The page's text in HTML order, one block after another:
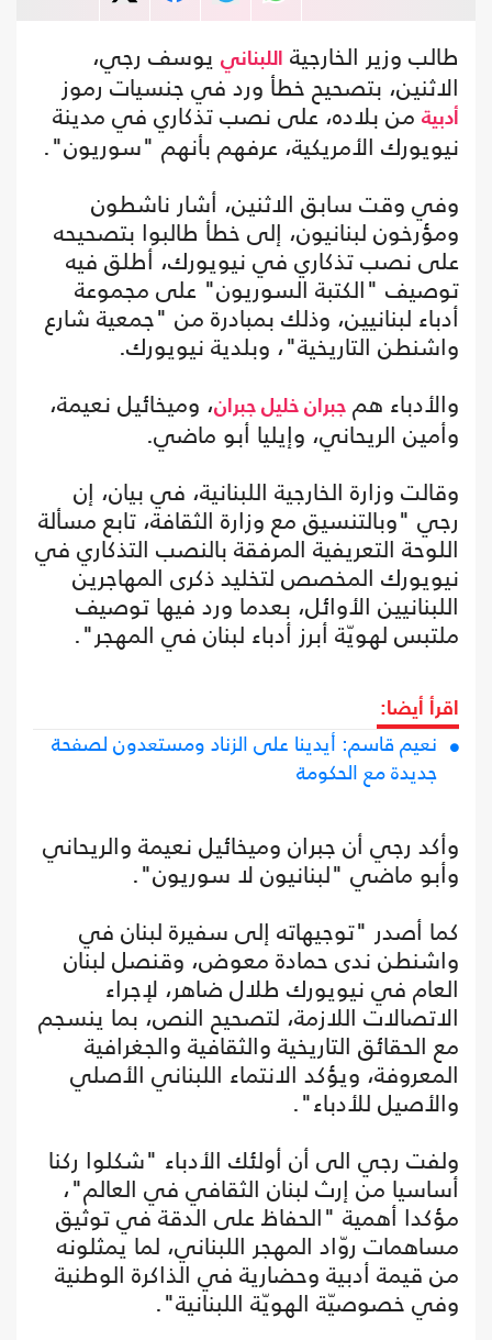
طالب وزير الخارجية اللبناني يوسف رجي،
الاثنين، بتصحيح خطأ ورد في جنسيات رموز
أدبية من بلاده، على نصب تذكاري في مدينة
نيويورك الأمريكية، عرفهم بأنهم "سوريون".
وفي وقت سابق الاثنين، أشار ناشطون
ومؤرخون لبنانيون، إلى خطأ طالبوا بتصحيحه
على نصب تذكاري في نيويورك، أطلق فيه
توصيف "الكتبة السوريون" على مجموعة
أدباء لبنانيين، وذلك بمبادرة من "جمعية شارع
واشنطن التاريخية"، وبلدية نيويورك.
والأدباء هم جبران خليل جبران، وميخائيل نعيمة،
وأمين الريحاني، وإيليا أبو ماضي.
وقالت وزارة الخارجية اللبنانية، في بيان، إن
رجي "وبالتنسيق مع وزارة الثقافة، تابع مسألة
اللوحة التعريفية المرفقة بالنصب التذكاري في
نيويورك المخصص لتخليد ذكرى المهاجرين
اللبنانيين الأوائل، بعدما ورد فيها توصيف
ملتبس لهويّة أبرز أدباء لبنان في المهجر".
اقرأ أيضا:
نعيم قاسم: أيدينا على الزناد ومستعدون لصفحة
جديدة مع الحكومة
وأكد رجي أن جبران وميخائيل نعيمة والريحاني
وأبو ماضي "لبنانيون لا سوريون".
كما أصدر "توجيهاته إلى سفيرة لبنان في
واشنطن ندى حمادة معوض، وقنصل لبنان
العام في نيويورك طلال ضاهر، لإجراء
الاتصالات اللازمة، لتصحيح النص، بما ينسجم
مع الحقائق التاريخية والثقافية والجغرافية
المعروفة، ويؤكد الانتماء اللبناني الأصلي
والأصيل للأدباء".
ولفت رجي الى أن أولئك الأدباء "شكلوا ركنا
أساسيا من إرث لبنان الثقافي في العالم"،
مؤكدا أهمية "الحفاظ على الدقة في توثيق
مساهمات روّاد المهجر اللبناني، لما يمثلونه
من قيمة أدبية وحضارية في الذاكرة الوطنية
وفي خصوصيّة الهويّة اللبنانية".